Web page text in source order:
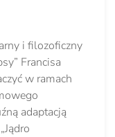
i filozoficzny
Francisa
w ramach
adaptacją